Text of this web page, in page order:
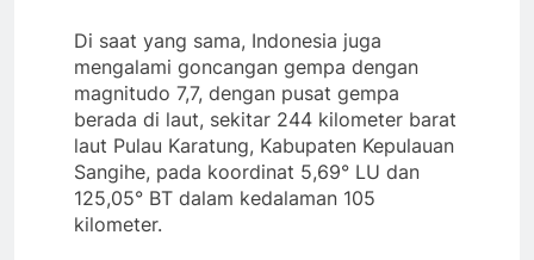
Di saat yang sama, Indonesia juga
mengalami goncangan gempa dengan
magnitudo 7,7, dengan pusat gempa
berada di laut, sekitar 244 kilometer barat
laut Pulau Karatung, Kabupaten Kepulauan
Sangihe, pada koordinat 5,69° LU dan
125,05° BT dalam kedalaman 105
kilometer.